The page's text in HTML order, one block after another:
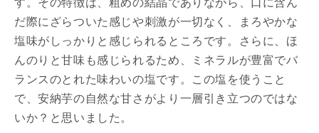
す。その特徴は、粗めの結晶でありながら、口に含ん
だ際にざらついた感じや刺激が一切なく、まろやかな
塩味がしっかりと感じられるところです。さらに、ほ
んのりと甘味も感じられるため、ミネラルが豊富でバ
ランスのとれた味わいの塩です。この塩を使うこと
で、安納芋の自然な甘さがより一層引き立つのではな
いか？と思いました。